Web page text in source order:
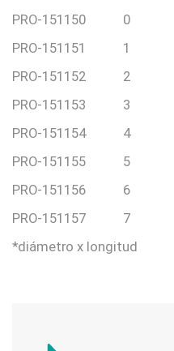
PRO-151150
0
PRO-151151
1
PRO-151152
2
PRO-151153
3
PRO-151154
4
PRO-151155
5
PRO-151156
6
PRO-151157
7
*diámetro x longitud